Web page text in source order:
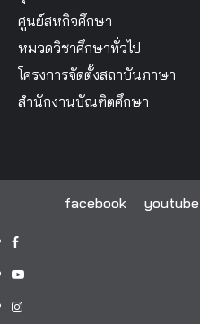
ศูนย์สหกิจศึกษา
หมวดวิชาศึกษาทั่วไป
โครงการจัดตั้งสถาบันภาษา
สำนักงานบัณฑิตศึกษา
facebook youtube
facebook
youtube
instagram